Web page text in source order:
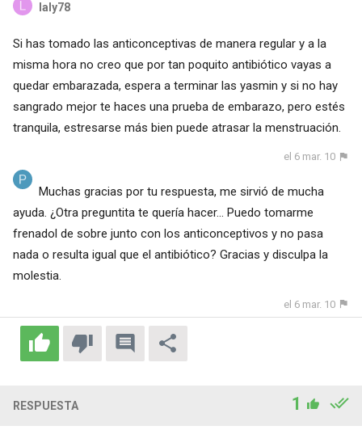
laly78
Si has tomado las anticonceptivas de manera regular y a la
misma hora no creo que por tan poquito antibiótico vayas a
quedar embarazada, espera a terminar las yasmin y si no hay
sangrado mejor te haces una prueba de embarazo, pero estés
tranquila, estresarse más bien puede atrasar la menstruación.
el 6 mar. 10
Muchas gracias por tu respuesta, me sirvió de mucha
ayuda. ¿Otra preguntita te quería hacer... Puedo tomarme
frenadol de sobre junto con los anticonceptivos y no pasa
nada o resulta igual que el antibiótico? Gracias y disculpa la
molestia.
el 6 mar. 10
RESPUESTA 1